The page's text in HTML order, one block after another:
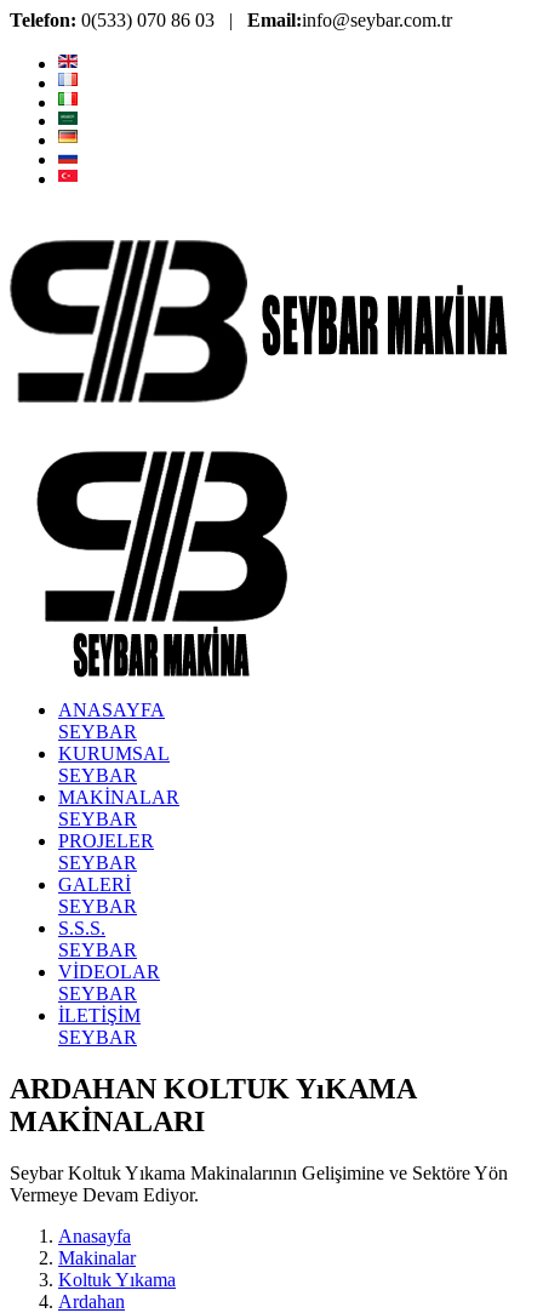
Telefon: 0(533) 070 86 03 | Email:info@seybar.com.tr
ANASAYFA
SEYBAR
KURUMSAL
SEYBAR
MAKİNALAR
SEYBAR
PROJELER
SEYBAR
GALERİ
SEYBAR
S.S.S.
SEYBAR
VİDEOLAR
SEYBAR
İLETİŞİM
SEYBAR
ARDAHAN KOLTUK YıKAMA
MAKİNALARI
Seybar Koltuk Yıkama Makinalarının Gelişimine ve Sektöre Yön
Vermeye Devam Ediyor.
Anasayfa
Makinalar
Koltuk Yıkama
Ardahan